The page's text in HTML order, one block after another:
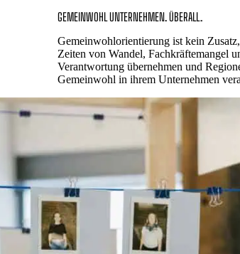
GEMEINWOHL UNTERNEHMEN. ÜBERALL.
Gemeinwohlorientierung ist kein
Zeiten von Wandel, Fachkräftemangel
Verantwortung übernehmen und
Gemeinwohl in ihrem Unternehmen